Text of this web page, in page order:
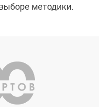
методики.
подхода.